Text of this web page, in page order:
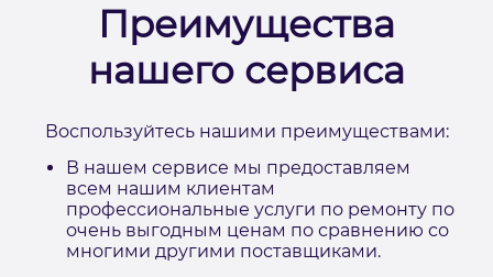
Преимущества
нашего сервиса
Воспользуйтесь нашими преимуществами:
В нашем сервисе мы предоставляем
всем нашим клиентам
профессиональные услуги по ремонту по
очень выгодным ценам по сравнению со
многими другими поставщиками.